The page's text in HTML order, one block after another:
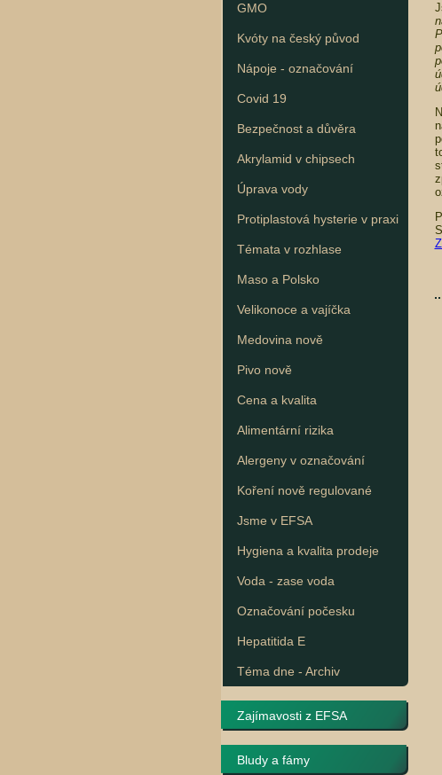
GMO
Kvóty na český původ
Nápoje - označování
Covid 19
Bezpečnost a důvěra
Akrylamid v chipsech
Úprava vody
Protiplastová hysterie v praxi
Témata v rozhlase
Maso a Polsko
Velikonoce a vajíčka
Medovina nově
Pivo nově
Cena a kvalita
Alimentární rizika
Alergeny v označování
Koření nově regulované
Jsme v EFSA
Hygiena a kvalita prodeje
Voda - zase voda
Označování počesku
Hepatitida E
Téma dne - Archiv
Zajímavosti z EFSA
Bludy a fámy